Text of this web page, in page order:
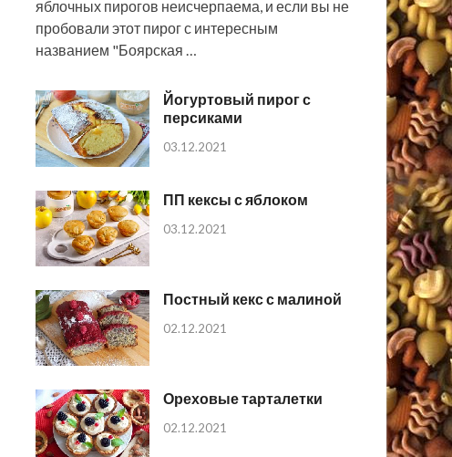
яблочных пирогов неисчерпаема, и если вы не
пробовали этот пирог с интересным
названием "Боярская …
Йогуртовый пирог с
персиками
03.12.2021
ПП кексы с яблоком
03.12.2021
Постный кекс с малиной
02.12.2021
Ореховые тарталетки
02.12.2021